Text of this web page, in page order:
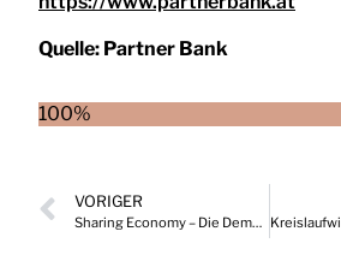
Quelle: Partner Bank
100%
VORIGER
Sharing Economy – Die Demokratisierung der E-Ladeinfrastruktur